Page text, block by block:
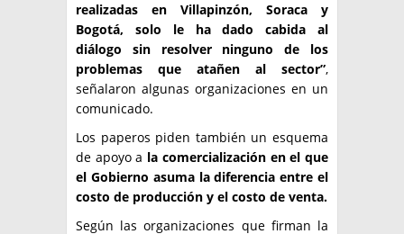
realizadas en Villapinzón, Soraca y
Bogotá, solo le ha dado cabida al
diálogo sin resolver ninguno de los
problemas que atañen al sector”,
señalaron algunas organizaciones en un
comunicado.
Los paperos piden también un esquema
de apoyo a la comercialización en el que
el Gobierno asuma la diferencia entre el
costo de producción y el costo de venta.
Según las organizaciones que firman la